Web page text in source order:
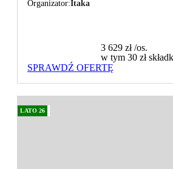
Organizator Itaka
3 629 zł/os.
w tym 30 zł
SPRAWDŹ OFERTĘ
LATO 26